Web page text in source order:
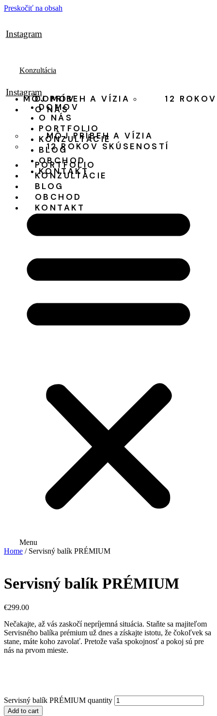
Preskočiť na obsah
Instagram
Konzultácia
Instagram
DOMOV
O NÁS
MÔJ PRÍBEH A VÍZIA 12
PORTFOLIO
KONZULTÁCIE
BLOG
OBCHOD
KONTAKT
Menu
DOMOV
O NÁS
MÔJ PRÍBEH A VÍZIA
12 ROKOV SKÚSENOSTÍ
PORTFOLIO
KONZULTÁCIE
BLOG
OBCHOD
KONTAKT
Home / Servisný balík PRÉMIUM
Servisný balík PRÉMIUM
€299.00
Nečakajte, až vás zaskočí nepríjemná situácia. Staňte sa majiteľom
Servisného balíka prémium už dnes a získajte istotu, že čokoľvek sa
stane, máte koho zavolať. Pretože vaša spokojnosť a pokoj sú pre
nás na prvom mieste.
Servisný balík PRÉMIUM quantity
Add to cart